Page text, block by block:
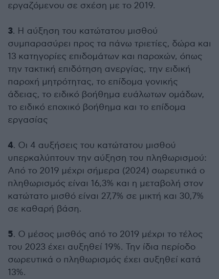
εργαζόμενου σε σχέση με το 2019.
3. Η αύξηση του κατώτατου μισθού
συμπαρασύρει προς τα πάνω τριετίες, δώρα και
13 κατηγορίες επιδομάτων και παροχών, όπως
την τακτική επιδότηση ανεργίας, την ειδική
παροχή μητρότητας, το επίδομα γονικής
άδειας, το ειδικό βοήθημα ευάλωτων ομάδων,
το ειδικό εποχικό βοήθημα και το επίδομα
εργασίας
4. Οι 4 αυξήσεις του κατώτατου μισθού
υπερκαλύπτουν την αύξηση του πληθωρισμού:
Από το 2019 μέχρι σήμερα (2024) σωρευτικά ο
πληθωρισμός είναι 16,3% και η μεταβολή στον
κατώτατο μισθό είναι 27,7% σε μικτή και 30,7%
σε καθαρή βάση.
5. Ο μέσος μισθός από το 2019 μέχρι το τέλος
του 2023 έχει αυξηθεί 19%. Την ίδια περίοδο
σωρευτικά ο πληθωρισμός έχει αυξηθεί κατά
13%.